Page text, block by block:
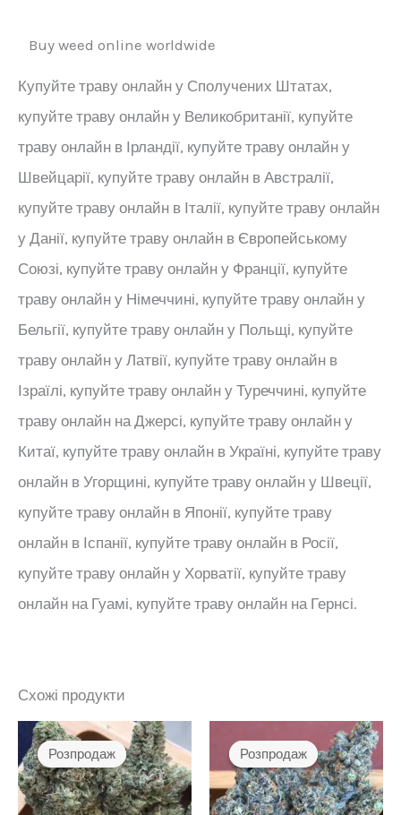
Buy weed online worldwide
Купуйте траву онлайн у Сполучених Штатах,
купуйте траву онлайн у Великобританії, купуйте
траву онлайн в Ірландії, купуйте траву онлайн у
Швейцарії, купуйте траву онлайн в Австралії,
купуйте траву онлайн в Італії, купуйте траву онлайн
у Данії, купуйте траву онлайн в Європейському
Союзі, купуйте траву онлайн у Франції, купуйте
траву онлайн у Німеччині, купуйте траву онлайн у
Бельгії, купуйте траву онлайн у Польщі, купуйте
траву онлайн у Латвії, купуйте траву онлайн в
Ізраїлі, купуйте траву онлайн у Туреччині, купуйте
траву онлайн на Джерсі, купуйте траву онлайн у
Китаї, купуйте траву онлайн в Україні, купуйте траву
онлайн в Угорщині, купуйте траву онлайн у Швеції,
купуйте траву онлайн в Японії, купуйте траву
онлайн в Іспанії, купуйте траву онлайн в Росії,
купуйте траву онлайн у Хорватії, купуйте траву
онлайн на Гуамі, купуйте траву онлайн на Гернсі.
Схожі продукти
Розпродаж
Розпродаж Розпродаж
Розпродаж